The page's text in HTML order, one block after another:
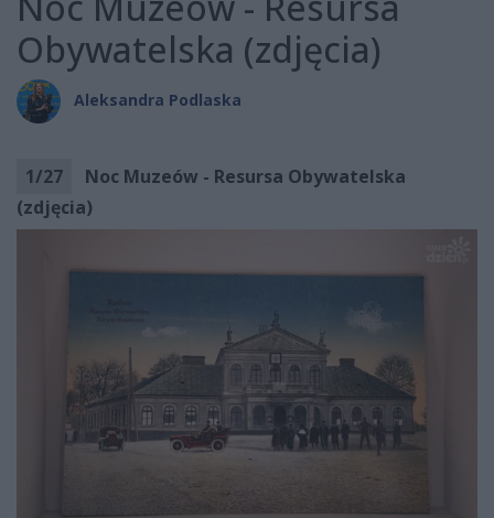
Obywatelska (zdjęcia)
Aleksandra Podlaska
1/27
Noc Muzeów - Resursa Obywatelska
(zdjęcia)